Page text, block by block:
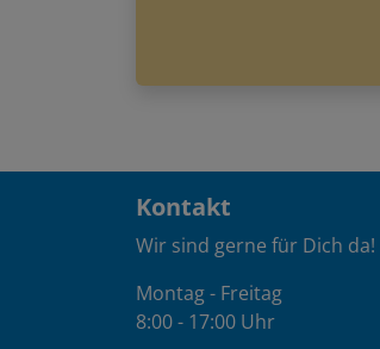
Kontakt
Wir sind gerne für Dich da!
Montag - Freitag
8:00 - 17:00 Uhr